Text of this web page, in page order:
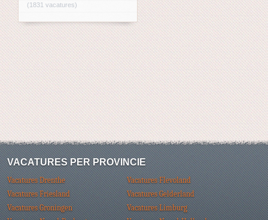
(1831 vacatures)
VACATURES PER PROVINCIE
Vacatures Drenthe
Vacatures Flevoland
Vacatures Friesland
Vacatures Gelderland
Vacatures Groningen
Vacatures Limburg